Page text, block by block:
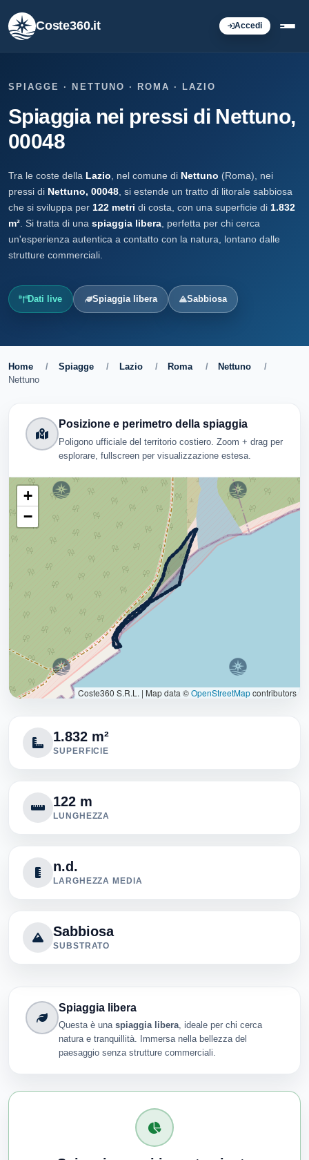
Coste360.it Accedi
SPIAGGE · NETTUNO · ROMA · LAZIO
Spiaggia nei pressi di Nettuno,
00048
Tra le coste della Lazio , nel comune di Nettuno (Roma), nei
pressi di Nettuno, 00048 , si estende un tratto di litorale sabbiosa
che si sviluppa per 122 metri di costa, con una superficie di 1.832
m² . Si tratta di una spiaggia libera , perfetta per chi cerca
un'esperienza autentica a contatto con la natura, lontano dalle
strutture commerciali.
Dati live Spiaggia libera Sabbiosa
Home / Spiagge / Lazio / Roma / Nettuno
/
Nettuno
Posizione e perimetro della spiaggia
Poligono ufficiale del territorio costiero. Zoom + drag per
esplorare, fullscreen per visualizzazione estesa.
+
−
Coste360 S.R.L. | Map data ©OpenStreetMapcontributors
1.832 m²
SUPERFICIE
122 m
LUNGHEZZA
n.d.
LARGHEZZA MEDIA
Sabbiosa
SUBSTRATO
Spiaggia libera
Questa è una spiaggia libera, ideale per chi cerca
natura e tranquillità. Immersa nella bellezza del
paesaggio senza strutture commerciali.